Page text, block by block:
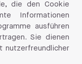
die den Cookie
Informationen
ausführen
Sie dienen
nutzerfreundlicher